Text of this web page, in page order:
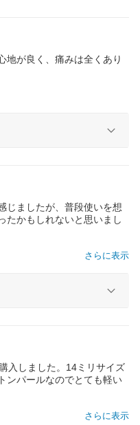
地が良く、痛みは全くあり
じましたが、普段使いを想
たかもしれないと思いまし
さらに表示
入しました。14ミリサイズ
ンパールなのでとても軽い
さらに表示